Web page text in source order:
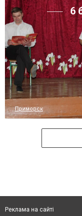
6
Приморск
Реклама на сайті